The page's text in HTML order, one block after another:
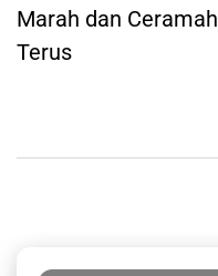
Marah dan Ceramah
Terus